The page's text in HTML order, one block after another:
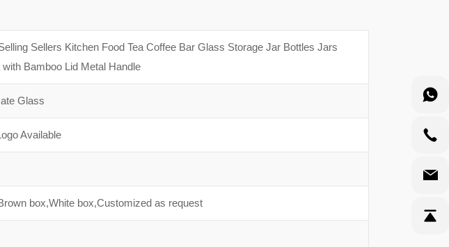
Sellers Kitchen Food Tea Coffee Bar Glass Storage Jar Bottles Jars
Bamboo Lid Metal Handle
Glass
Available
box,White box,Customized as request